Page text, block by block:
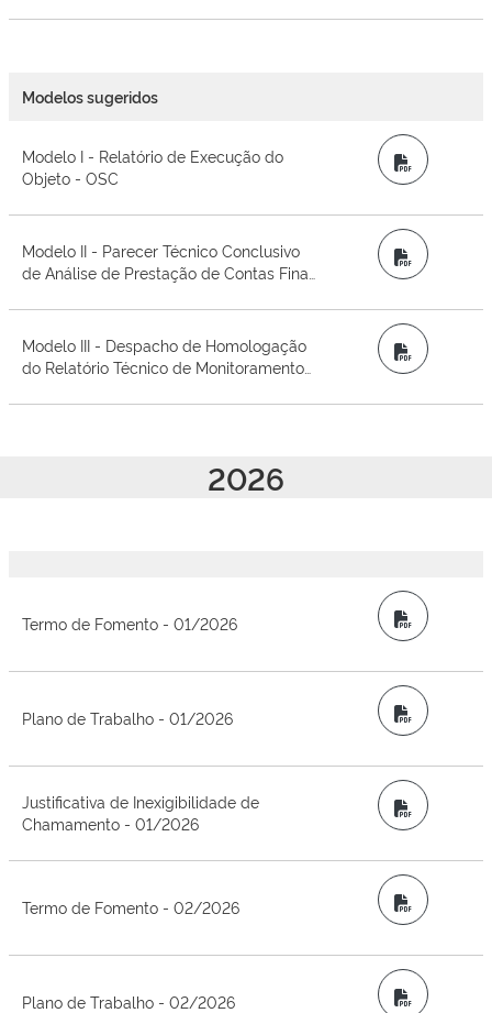
Modelos sugeridos
Modelo I - Relatório de Execução do
Objeto - OSC
PDF
Modelo II - Parecer Técnico Conclusivo
de Análise de Prestação de Contas Final
PDF
Modelo III - Despacho de Homologação
do Relatório Técnico de Monitoramento
PDF
2026
Termo de Fomento - 01/2026 PDF
Plano de Trabalho - 01/2026 PDF
Justificativa de Inexigibilidade de
Chamamento - 01/2026
PDF
Termo de Fomento - 02/2026 PDF
Plano de Trabalho - 02/2026 PDF